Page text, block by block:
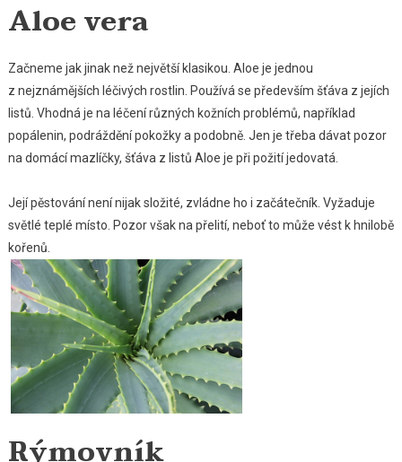
Aloe vera
Začneme jak jinak než největší klasikou. Aloe je jednou
z nejznámějších léčivých rostlin. Používá se především šťáva z jejích
listů. Vhodná je na léčení různých kožních problémů, například
popálenin, podráždění pokožky a podobně. Jen je třeba dávat pozor
na domácí mazlíčky, šťáva z listů Aloe je při požití jedovatá.
Její pěstování není nijak složité, zvládne ho i začátečník. Vyžaduje
světlé teplé místo. Pozor však na přelití, neboť to může vést k hnilobě
kořenů.
Rýmovník